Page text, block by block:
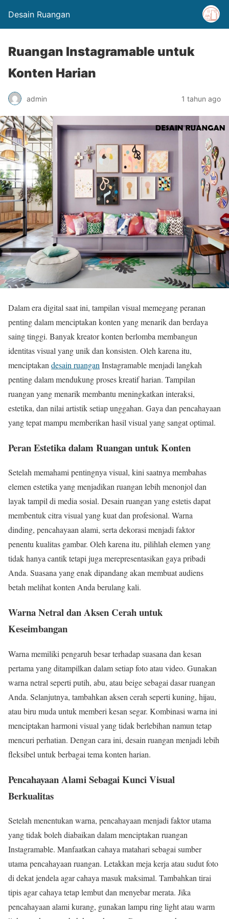
Desain Ruangan
Ruangan Instagramable untuk
Konten Harian
admin 1 tahun ago
Dalam era digital saat ini, tampilan visual memegang peranan
penting dalam menciptakan konten yang menarik dan berdaya
saing tinggi. Banyak kreator konten berlomba membangun
identitas visual yang unik dan konsisten. Oleh karena itu,
menciptakan desain ruangan Instagramable menjadi langkah
penting dalam mendukung proses kreatif harian. Tampilan
ruangan yang menarik membantu meningkatkan interaksi,
estetika, dan nilai artistik setiap unggahan. Gaya dan pencahayaan
yang tepat mampu memberikan hasil visual yang sangat optimal.
Peran Estetika dalam Ruangan untuk Konten
Setelah memahami pentingnya visual, kini saatnya membahas
elemen estetika yang menjadikan ruangan lebih menonjol dan
layak tampil di media sosial. Desain ruangan yang estetis dapat
membentuk citra visual yang kuat dan profesional. Warna
dinding, pencahayaan alami, serta dekorasi menjadi faktor
penentu kualitas gambar. Oleh karena itu, pilihlah elemen yang
tidak hanya cantik tetapi juga merepresentasikan gaya pribadi
Anda. Suasana yang enak dipandang akan membuat audiens
betah melihat konten Anda berulang kali.
Warna Netral dan Aksen Cerah untuk
Keseimbangan
Warna memiliki pengaruh besar terhadap suasana dan kesan
pertama yang ditampilkan dalam setiap foto atau video. Gunakan
warna netral seperti putih, abu, atau beige sebagai dasar ruangan
Anda. Selanjutnya, tambahkan aksen cerah seperti kuning, hijau,
atau biru muda untuk memberi kesan segar. Kombinasi warna ini
menciptakan harmoni visual yang tidak berlebihan namun tetap
mencuri perhatian. Dengan cara ini, desain ruangan menjadi lebih
fleksibel untuk berbagai tema konten harian.
Pencahayaan Alami Sebagai Kunci Visual
Berkualitas
Setelah menentukan warna, pencahayaan menjadi faktor utama
yang tidak boleh diabaikan dalam menciptakan ruangan
Instagramable. Manfaatkan cahaya matahari sebagai sumber
utama pencahayaan ruangan. Letakkan meja kerja atau sudut foto
di dekat jendela agar cahaya masuk maksimal. Tambahkan tirai
tipis agar cahaya tetap lembut dan menyebar merata. Jika
pencahayaan alami kurang, gunakan lampu ring light atau warm